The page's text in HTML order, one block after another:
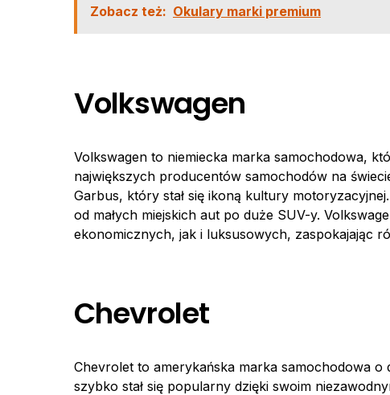
Zobacz też: Okulary marki premium
Volkswagen
Volkswagen to niemiecka marka samochodowa,
największych producentów samochodów na
Garbus, który stał się ikoną kultury
od małych miejskich aut po duże SUV-y.
ekonomicznych, jak i luksusowych, zaspokajając
Chevrolet
Chevrolet to amerykańska marka samochodowa o
szybko stał się popularny dzięki swoim